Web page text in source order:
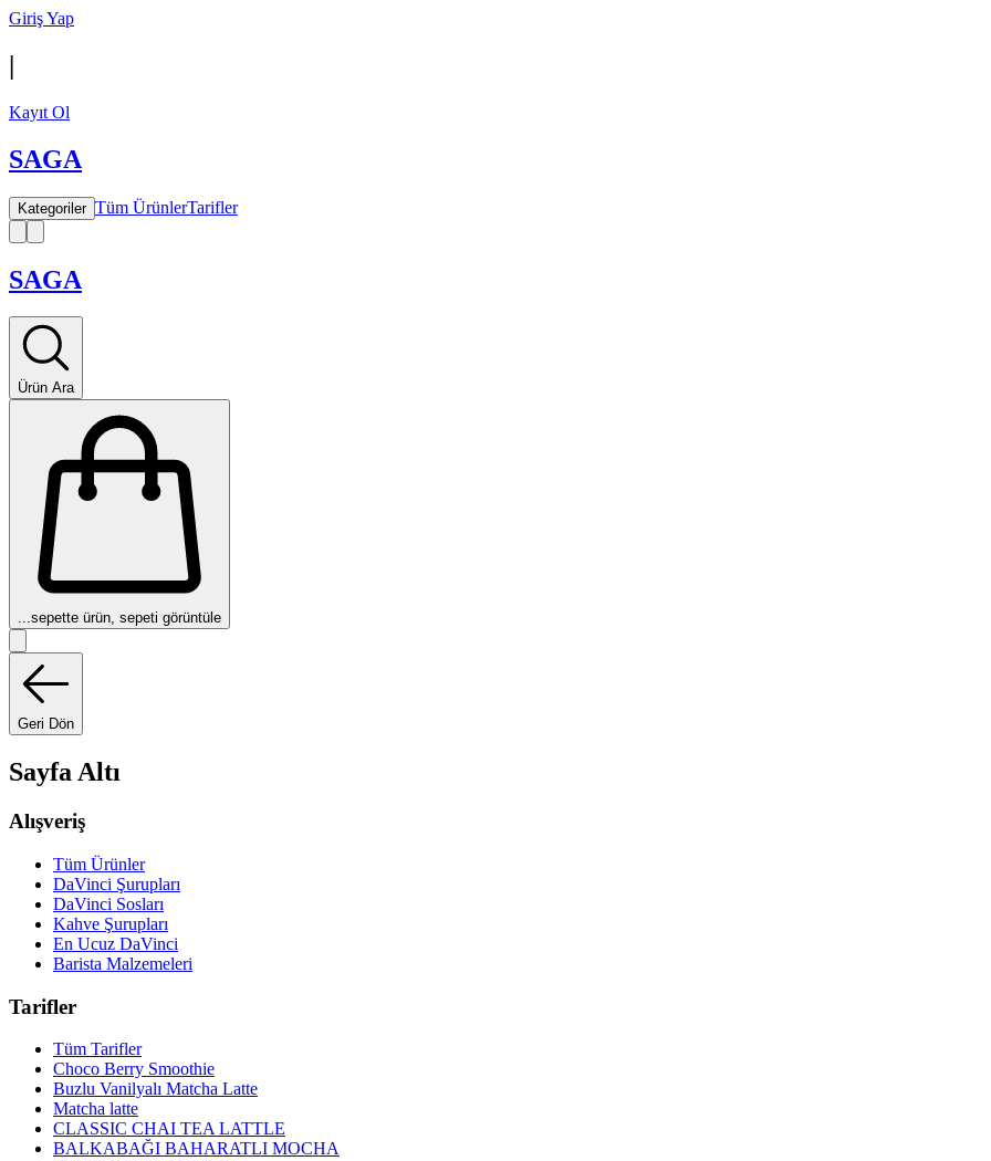
Giriş Yap
|
Kayıt Ol
SAGA
Kategoriler Tüm ÜrünlerTarifler
SAGA
Ürün Ara
...sepette ürün, sepeti görüntüle
Geri Dön
Sayfa Altı
Alışveriş
Tüm Ürünler
DaVinci Şurupları
DaVinci Sosları
Kahve Şurupları
En Ucuz DaVinci
Barista Malzemeleri
Tarifler
Tüm Tarifler
Choco Berry Smoothie
Buzlu Vanilyalı Matcha Latte
Matcha latte
CLASSIC CHAI TEA LATTLE
BALKABAĞI BAHARATLI MOCHA